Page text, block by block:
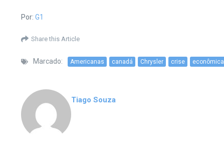
Por: G1
Share this Article
Marcado: Americanas canadá Chrysler crise econômica
Tiago Souza